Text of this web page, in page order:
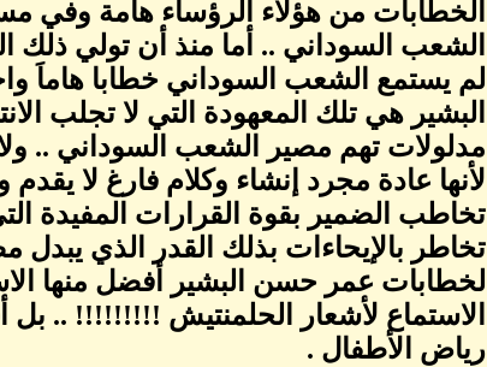
الخطابات من هؤلاء الرؤساء هامة وفي
الشعب السوداني .. أما منذ أن تولي ذلك
لم يستمع الشعب السوداني خطابا هاماَ
البشير هي تلك المعهودة التي لا تجلب
مدلولات تهم مصير الشعب السوداني ..
لأنها عادة مجرد إنشاء وكلام فارغ لا
تخاطب الضمير بقوة القرارات المفيدة
تخاطر بالإيحاءات بذلك القدر الذي يبدل
لخطابات عمر حسن البشير أفضل منها
الاستماع لأشعار الحلمنتيش !!!!!!!!! ..
رياض الأطفال .